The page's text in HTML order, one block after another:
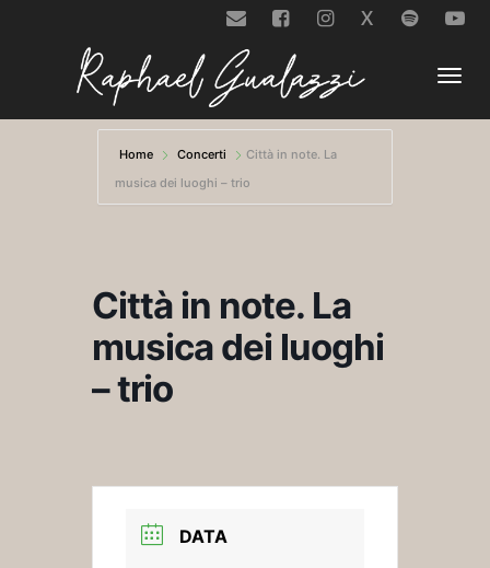
X
Home Concerti
Città in note. La
musica dei luoghi – trio
Città in note. La
musica dei luoghi
– trio
DATA